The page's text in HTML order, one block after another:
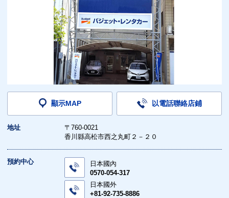
顯示MAP 以電話聯絡店鋪
地址
〒760-0021
香川縣高松市西之丸町２－２０
預約中心
日本國內
0570-054-317
日本國外
+81-92-735-8886